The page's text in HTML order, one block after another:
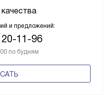
и предложений:
11-96
по будням